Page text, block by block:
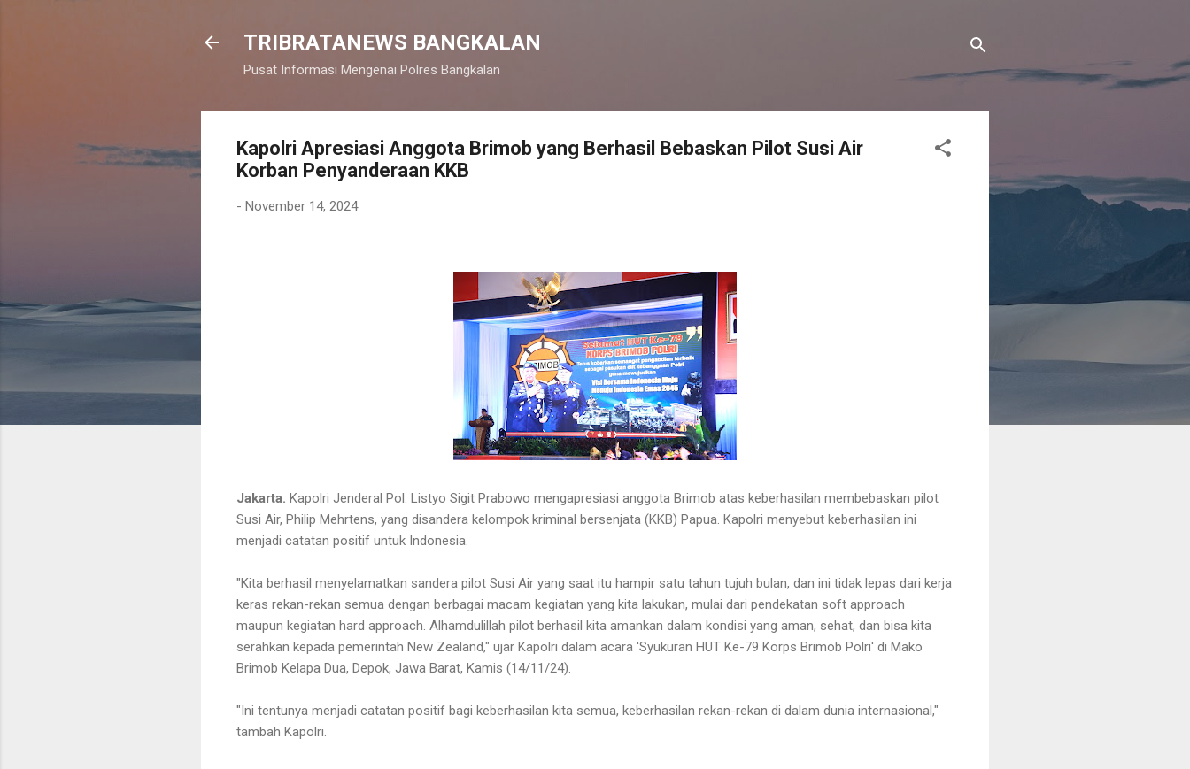
TRIBRATANEWS BANGKALAN
Pusat Informasi Mengenai Polres Bangkalan
Kapolri Apresiasi Anggota Brimob yang Berhasil Bebaskan Pilot Susi Air
Korban Penyanderaan KKB
- November 14, 2024
Jakarta. Kapolri Jenderal Pol. Listyo Sigit Prabowo mengapresiasi anggota Brimob atas keberhasilan membebaskan pilot
Susi Air, Philip Mehrtens, yang disandera kelompok kriminal bersenjata (KKB) Papua. Kapolri menyebut keberhasilan ini
menjadi catatan positif untuk Indonesia.
"Kita berhasil menyelamatkan sandera pilot Susi Air yang saat itu hampir satu tahun tujuh bulan, dan ini tidak lepas dari kerja
keras rekan-rekan semua dengan berbagai macam kegiatan yang kita lakukan, mulai dari pendekatan soft approach
maupun kegiatan hard approach. Alhamdulillah pilot berhasil kita amankan dalam kondisi yang aman, sehat, dan bisa kita
serahkan kepada pemerintah New Zealand," ujar Kapolri dalam acara 'Syukuran HUT Ke-79 Korps Brimob Polri' di Mako
Brimob Kelapa Dua, Depok, Jawa Barat, Kamis (14/11/24).
"Ini tentunya menjadi catatan positif bagi keberhasilan kita semua, keberhasilan rekan-rekan di dalam dunia internasional,"
tambah Kapolri.